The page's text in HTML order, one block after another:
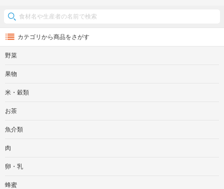
カテゴリから商品をさがす
野菜
果物
米・穀類
お茶
魚介類
肉
卵・乳
蜂蜜